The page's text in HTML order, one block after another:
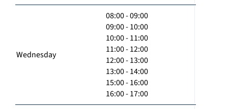
Wednesday
08:00 - 09:00
09:00 - 10:00
10:00 - 11:00
11:00 - 12:00
12:00 - 13:00
13:00 - 14:00
15:00 - 16:00
16:00 - 17:00